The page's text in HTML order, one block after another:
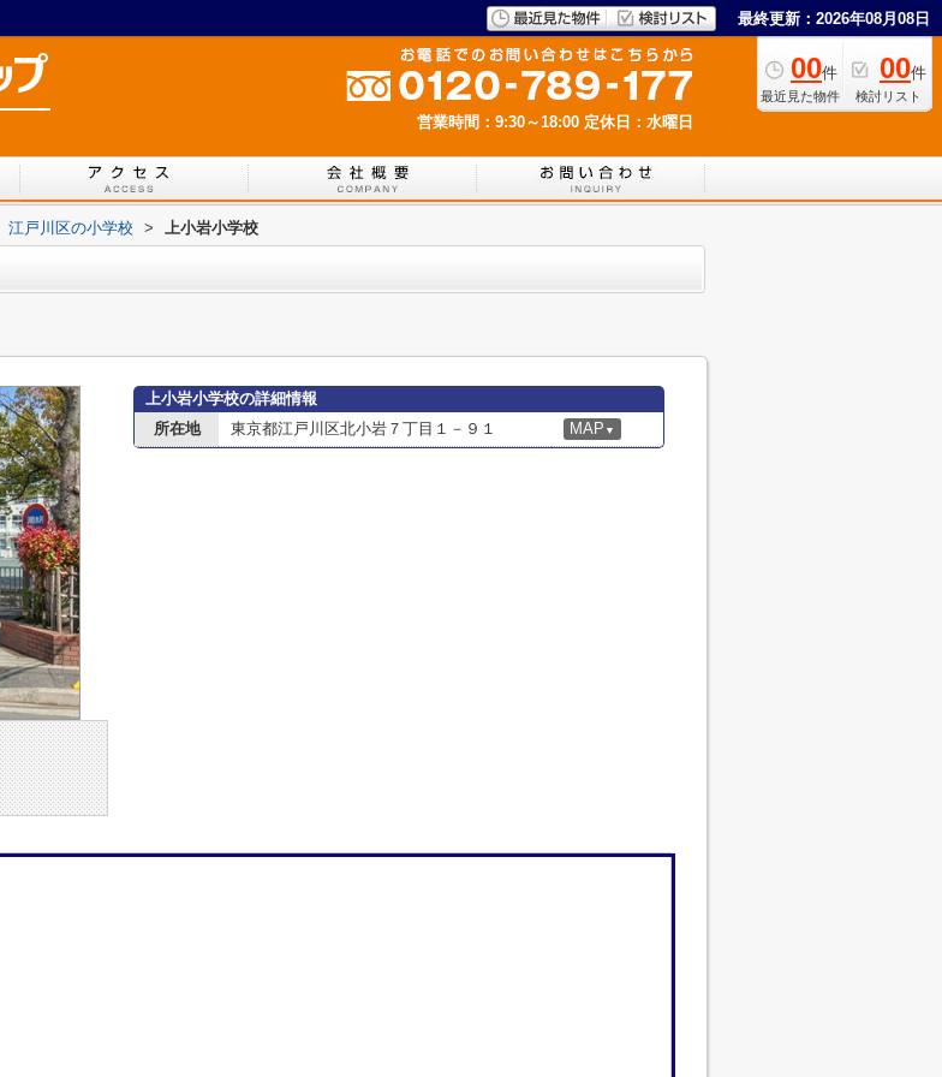
最終更新：2026年08月08日
00件
最近見た物件
00件
検討リスト
営業時間：9:30～18:00 定休日：水曜日
江戸川区の小学校 > 上小岩小学校
上小岩小学校の詳細情報
所在地
東京都江戸川区北小岩７丁目１－９１ MAP ▼